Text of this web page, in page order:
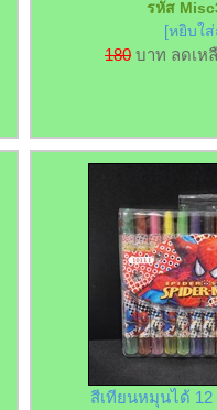
รหัส
[หยิบใส่
180 บาท ลดเห
สีเทียนหมุนได้ 12